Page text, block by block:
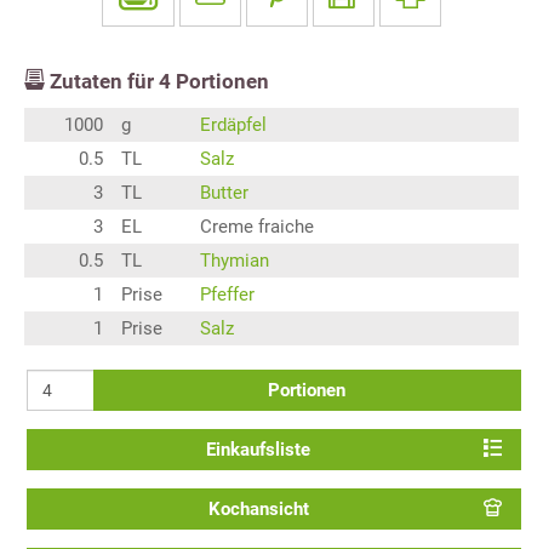
Zutaten für 4 Portionen
1000 g
Erdäpfel
0.5
TL
Salz
3
TL
Butter
3
EL
Creme fraiche
0.5
TL
Thymian
1
Prise
Pfeffer
1
Prise Salz
Portionen
Einkaufsliste
Kochansicht